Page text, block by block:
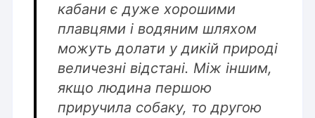
кабани є дуже хорошими
плавцями і водяним шляхом
можуть долати у дикій природі
величезні відстані. Між іншим,
якщо людина першою
приручила собаку, то другою